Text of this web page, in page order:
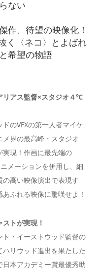
ない
作、待望の映像化！
く〈ネコ〉とよばれ
希望の物語
リアス監督×スタジオ４℃
のVFXの第一人者マイケ
界の最高峰・スタジオ
現！作画に最先端の
メーションを併用し、細
高い映像演出で表現す
ふれる映像に驚嘆せよ！
トが実現！
・イーストウッド監督の
リウッド進出を果たした
本アカデミー賞最優秀助